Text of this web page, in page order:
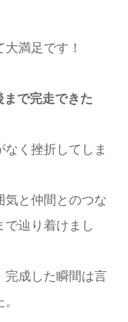
満足です！
で完走できた
なく挫折してしま
気と仲間とのつな
で辿り着けまし
完成した瞬間は言